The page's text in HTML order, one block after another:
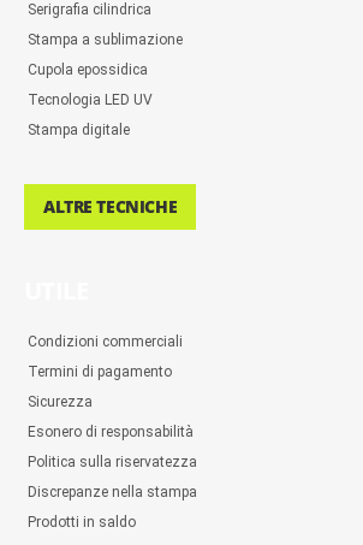
Serigrafia cilindrica
Stampa a sublimazione
Cupola epossidica
Tecnologia LED UV
Stampa digitale
ALTRE TECNICHE
Condizioni commerciali
Termini di pagamento
Sicurezza
Esonero di responsabilità
Politica sulla riservatezza
Discrepanze nella stampa
Prodotti in saldo